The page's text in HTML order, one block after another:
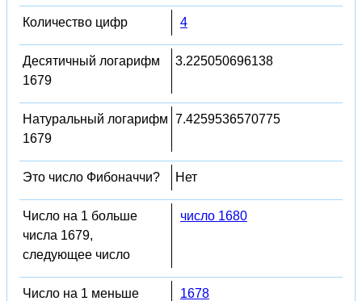
Количество цифр 4
Десятичный логарифм
1679
3.225050696138
Натуральный логарифм
1679
7.4259536570775
Это число Фибоначчи? Нет
Число на 1 больше
числа 1679,
следующее число
число 1680
Число на 1 меньше
1678